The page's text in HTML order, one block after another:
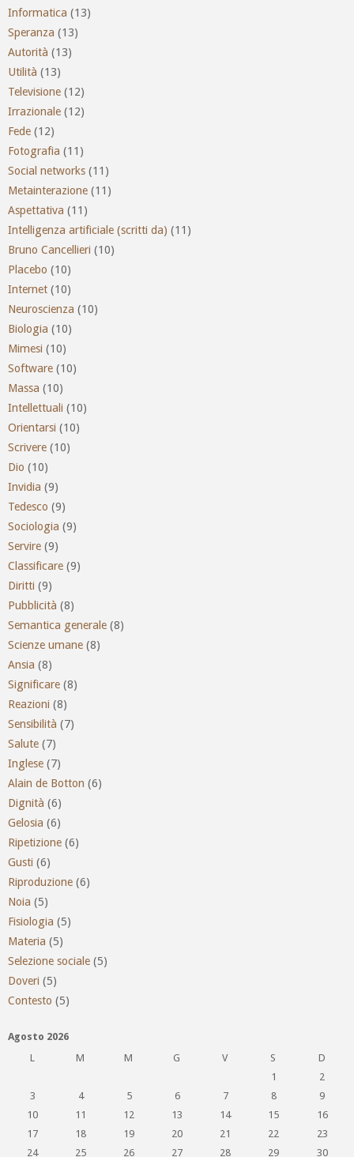
Informatica (13)
Speranza (13)
Autorità (13)
Utilità (13)
Televisione (12)
Irrazionale (12)
Fede (12)
Fotografia (11)
Social networks (11)
Metainterazione (11)
Aspettativa (11)
Intelligenza artificiale (scritti da) (11)
Bruno Cancellieri (10)
Placebo (10)
Internet (10)
Neuroscienza (10)
Biologia (10)
Mimesi (10)
Software (10)
Massa (10)
Intellettuali (10)
Orientarsi (10)
Scrivere (10)
Dio (10)
Invidia (9)
Tedesco (9)
Sociologia (9)
Servire (9)
Classificare (9)
Diritti (9)
Pubblicità (8)
Semantica generale (8)
Scienze umane (8)
Ansia (8)
Significare (8)
Reazioni (8)
Sensibilità (7)
Salute (7)
Inglese (7)
Alain de Botton (6)
Dignità (6)
Gelosia (6)
Ripetizione (6)
Gusti (6)
Riproduzione (6)
Noia (5)
Fisiologia (5)
Materia (5)
Selezione sociale (5)
Doveri (5)
Contesto (5)
Agosto 2026
L
M M G V S
D
1
2
3
4 5 6 7 8
9
10
11 12 13 14 15
16
17
18 19 20 21 22
23
24
25 26 27 28 29 30